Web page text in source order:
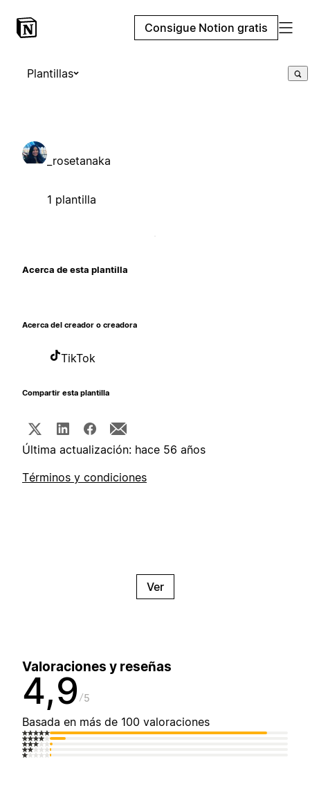
Consigue Notion gratis
Plantillas
_rosetanaka
1 plantilla
Acerca de esta plantilla
Acerca del creador o creadora
TikTok
Compartir esta plantilla
Última actualización: hace 56 años
Términos y condiciones
Ver
Valoraciones y reseñas
4,9 5
Basada en más de 100 valoraciones